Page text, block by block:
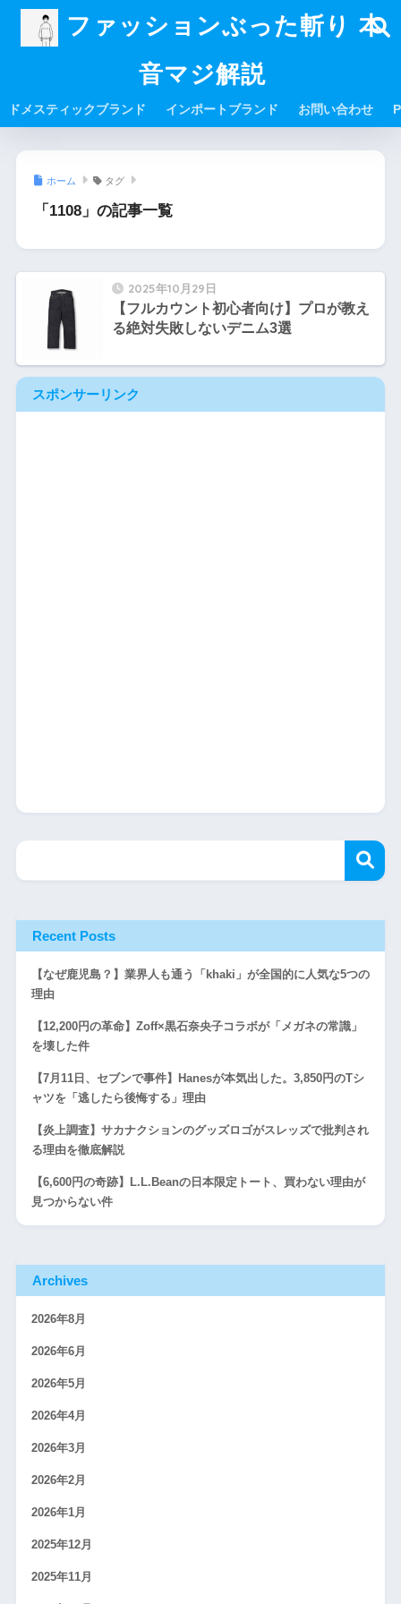
ファッションぶった斬り 本
音マジ解説
ドメスティックブランド インポートブランド お問い合わせ
ホーム タグ
「1108」の記事一覧
2025年10月29日
【フルカウント初心者向け】プロが教え
る絶対失敗しないデニム3選
スポンサーリンク
Recent Posts
【なぜ鹿児島？】業界人も通う「khaki」が全国的に人気な5つの
理由
【12,200円の革命】Zoff×黒石奈央子コラボが「メガネの常識」
を壊した件
【7月11日、セブンで事件】Hanesが本気出した。3,850円のTシ
ャツを「逃したら後悔する」理由
【炎上調査】サカナクションのグッズロゴがスレッズで批判され
る理由を徹底解説
【6,600円の奇跡】L.L.Beanの日本限定トート、買わない理由が
見つからない件
Archives
2026年8月
2026年6月
2026年5月
2026年4月
2026年3月
2026年2月
2026年1月
2025年12月
2025年11月